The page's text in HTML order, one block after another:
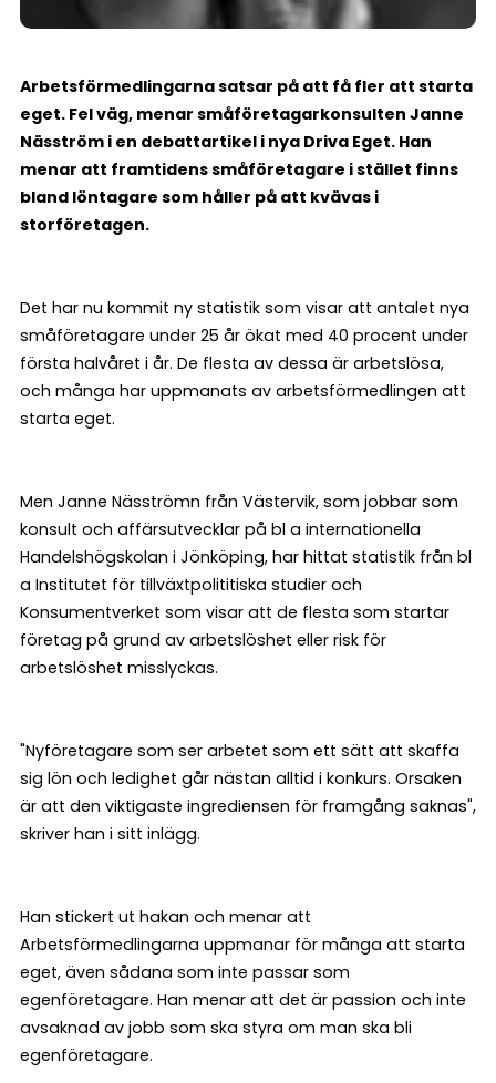
Arbetsförmedlingarna satsar på att få fler att starta
eget. Fel väg, menar småföretagarkonsulten Janne
Näsström i en debattartikel i nya Driva Eget. Han
menar att framtidens småföretagare i stället finns
bland löntagare som håller på att kvävas i
storföretagen.
Det har nu kommit ny statistik som visar att antalet nya
småföretagare under 25 år ökat med 40 procent under
första halvåret i år. De flesta av dessa är arbetslösa,
och många har uppmanats av arbetsförmedlingen att
starta eget.
Men Janne Näsströmn från Västervik, som jobbar som
konsult och affärsutvecklar på bl a internationella
Handelshögskolan i Jönköping, har hittat statistik från bl
a Institutet för tillväxtpolititiska studier och
Konsumentverket som visar att de flesta som startar
företag på grund av arbetslöshet eller risk för
arbetslöshet misslyckas.
"Nyföretagare som ser arbetet som ett sätt att skaffa
sig lön och ledighet går nästan alltid i konkurs. Orsaken
är att den viktigaste ingrediensen för framgång saknas",
skriver han i sitt inlägg.
Han stickert ut hakan och menar att
Arbetsförmedlingarna uppmanar för många att starta
eget, även sådana som inte passar som
egenföretagare. Han menar att det är passion och inte
avsaknad av jobb som ska styra om man ska bli
egenföretagare.